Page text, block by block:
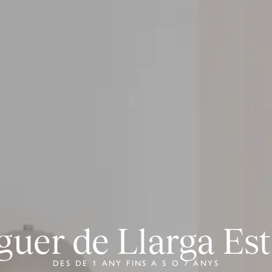
de Llarga
DES DE 1 ANY FINS A 5 O 7 ANYS